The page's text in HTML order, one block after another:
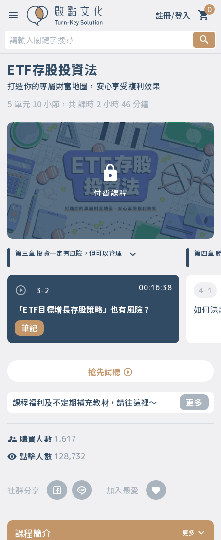
註冊/登入 0
ETF存股投資法
打造你的專屬財富地圖，安心享受複利效果
5 單元 10 小節，共 課時 2 小時 46 分鐘
付費課程
第一章 說了這麼多年，你準備開始投資了嗎？
第二章 學會這招，讓你不再怕投資
第三章 投資一定有風險，但可以管理
第四章 勝率最高的投資選擇
第五章 為什麼你需要投資？
第三章 投資一定有風險，但可以管理
3-2
「ETF目標增長存股策略」也有風險？
筆記
00:16:38 4-1
如何決
搶先試聽
課程福利及不定期補充教材，請往這裡～ 更多
購買人數 1,617
點擊人數 128,732
社群分享 加入最愛
課程簡介